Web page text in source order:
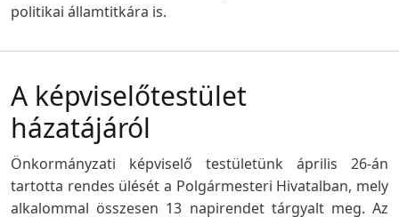
politikai államtitkára is.
A képviselőtestület
házatájáról
Önkormányzati képviselő testületünk április 26-án
tartotta rendes ülését a Polgármesteri Hivatalban, mely
alkalommal összesen 13 napirendet tárgyalt meg. Az